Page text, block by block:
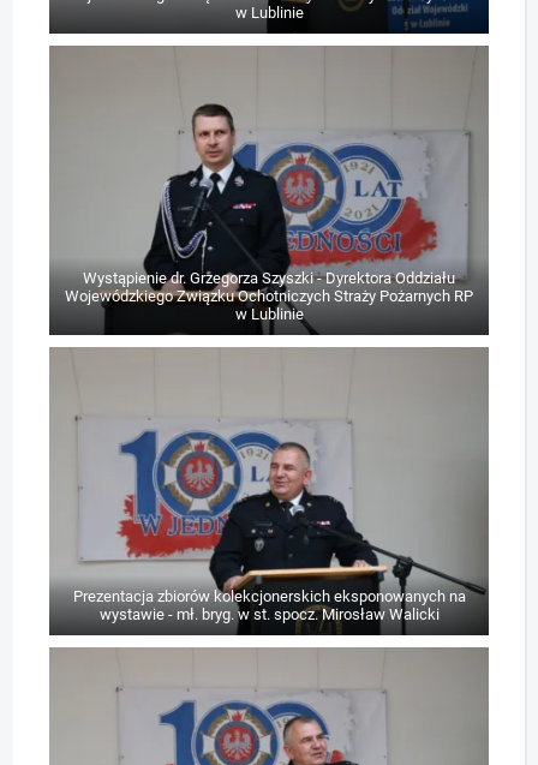
w Lublinie
Wystąpienie dr. Grzegorza Szyszki - Dyrektora Oddziału
Wojewódzkiego Związku Ochotniczych Straży Pożarnych RP
w Lublinie
Prezentacja zbiorów kolekcjonerskich eksponowanych na
wystawie - mł. bryg. w st. spocz. Mirosław Walicki